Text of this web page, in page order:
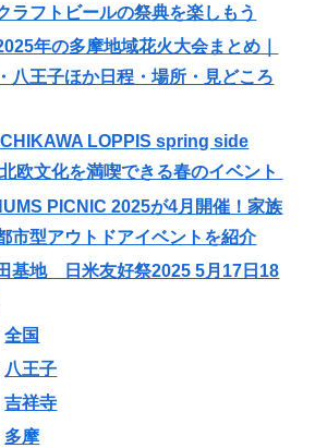
ラフトビールの祭典を楽しもう
年の多摩地域花火大会まとめ｜
八王子ほか日程・場所・見どころ
LOPPIS spring side
欧文化を満喫できる春のイベント
PICNIC 2025が4月開催！家族
市型アウトドアイベントを紹介
田基地 日米友好祭2025 5月17日18
全国
八王子
吉祥寺
多摩